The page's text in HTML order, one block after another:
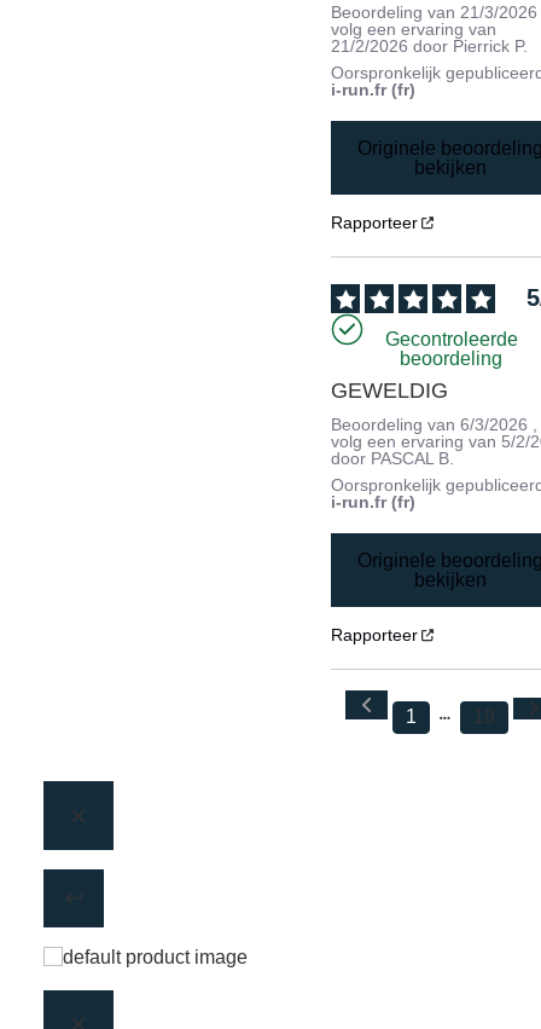
Beoordeling van 21/3/2026
volg een ervaring van
21/2/2026 door Pierrick P.
Oorspronkelijk
i-run.fr (fr)
Originele
bekijken
Rapporteer
5
Gecontroleerde
beoordeling
GEWELDIG
Beoordeling van6/3/2026 ,
volg een ervaring van 5/2/
door PASCAL B.
Oorspronkelijk
i-run.fr (fr)
Originele
bekijken
Rapporteer
1 19